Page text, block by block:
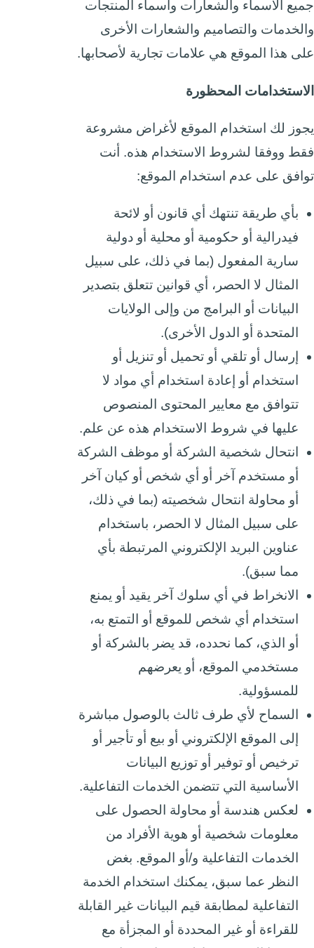
جميع الأسماء والشعارات وأسماء المنتجات
والخدمات والتصاميم والشعارات الأخرى
على هذا الموقع هي علامات تجارية لأصحابها.
الاستخدامات المحظورة
يجوز لك استخدام الموقع لأغراض مشروعة
فقط ووفقا لشروط الاستخدام هذه. أنت
توافق على عدم استخدام الموقع:
بأي طريقة تنتهك أي قانون أو لائحة
فيدرالية أو حكومية أو محلية أو دولية
سارية المفعول (بما في ذلك، على سبيل
المثال لا الحصر، أي قوانين تتعلق بتصدير
البيانات أو البرامج من وإلى الولايات
المتحدة أو الدول الأخرى).
إرسال أو تلقي أو تحميل أو تنزيل أو
استخدام أو إعادة استخدام أي مواد لا
تتوافق مع معايير المحتوى المنصوص
عليها في شروط الاستخدام هذه عن علم.
انتحال شخصية الشركة أو موظف الشركة
أو مستخدم آخر أو أي شخص أو كيان آخر
أو محاولة انتحال شخصيته (بما في ذلك،
على سبيل المثال لا الحصر، باستخدام
عناوين البريد الإلكتروني المرتبطة بأي
مما سبق).
الانخراط في أي سلوك آخر يقيد أو يمنع
استخدام أي شخص للموقع أو التمتع به،
أو الذي، كما نحدده، قد يضر بالشركة أو
مستخدمي الموقع، أو يعرضهم
للمسؤولية.
السماح لأي طرف ثالث بالوصول مباشرة
إلى الموقع الإلكتروني أو بيع أو تأجير أو
ترخيص أو توفير أو توزيع البيانات
الأساسية التي تتضمن الخدمات التفاعلية.
لعكس هندسة أو محاولة الحصول على
معلومات شخصية أو هوية الأفراد من
الخدمات التفاعلية و/أو الموقع. بغض
النظر عما سبق، يمكنك استخدام الخدمة
التفاعلية لمطابقة قيم البيانات غير القابلة
للقراءة أو غير المحددة أو المجزأة مع